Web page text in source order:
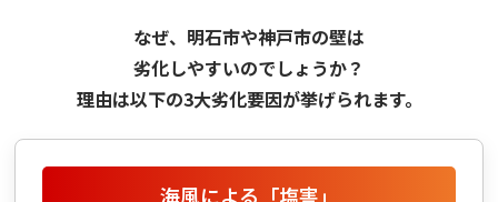
なぜ、明石市や神戸市の壁は
劣化しやすいのでしょうか？
理由は以下の3大劣化要因が挙げられます。
海風による「塩害」